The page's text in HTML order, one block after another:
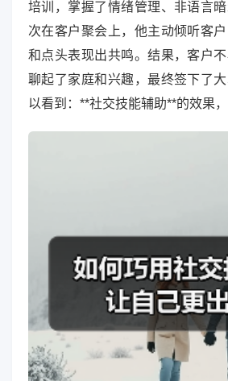
培训，掌握了情绪管理、非语言
次在客户聚会上，他主动倾听客
和点头表现出共鸣。结果，客户
聊起了家庭和兴趣，最终签下了
以看到：**社交技能辅助**的效果，